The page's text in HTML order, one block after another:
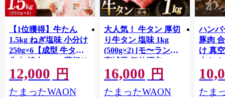
【1位獲得】牛たん
1.5kg ねぎ塩味 小分け
250g×6【成型 牛タン
牛肉 焼肉 BBQ 薄切り
ぎゅうたん スライス
訳あり サイズ不揃
い】 G4721
12,000 円
たまったWAON
大人気！ 牛タン 厚切
り牛タン 塩味 1kg
(500g×2) [モ〜ランド
宮城県 気仙沼市
20564660] 肉 牛肉 精肉
牛たん 牛タン塩 牛た
ん塩 冷凍 焼肉 BBQ ア
16,000 円
たまったWAON
ハンバ
豚肉
け 真
大き
保存
淡路島
ポーク
たま